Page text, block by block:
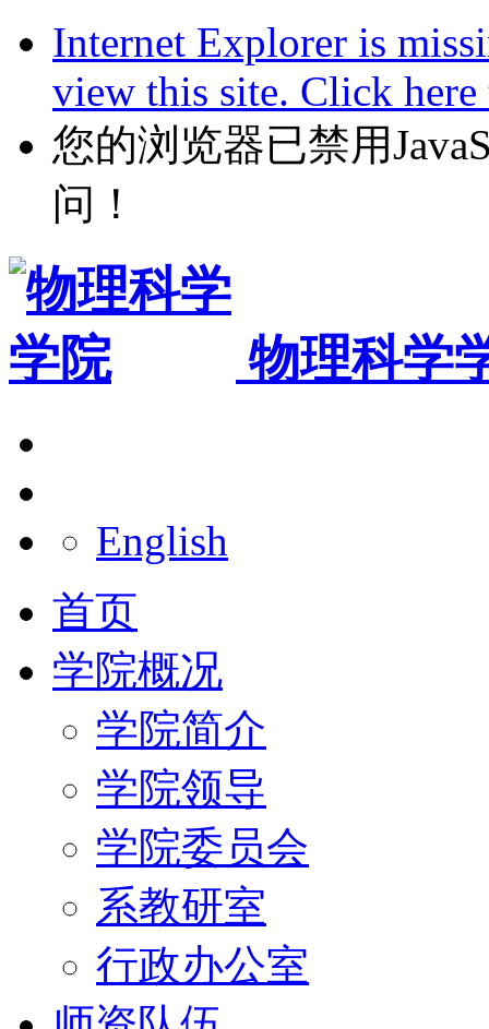
Internet Explorer is
view this site. Click
您的浏览器已禁用
问！
物理科学
English
首页
学院概况
学院简介
学院领导
学院委员会
系教研室
行政办公室